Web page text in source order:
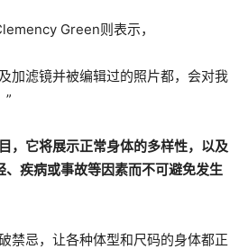
Green则表示，
加滤镜并被编辑过的照片都，会对我
”
，它将展示正常身体的多样性，以及
、疾病或事故等因素而不可避免发生
禁忌，让各种体型和尺码的身体都正